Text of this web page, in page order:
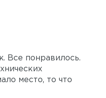
Все понравилось.
место, то что